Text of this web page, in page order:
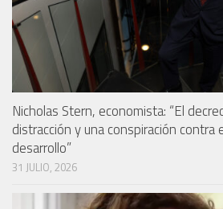
Nicholas Stern, economista: “El
distracción y una conspiración contra
desarrollo”
31 JULIO, 2026